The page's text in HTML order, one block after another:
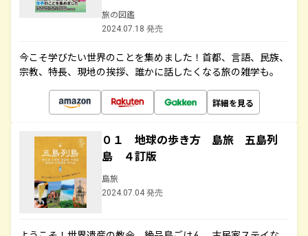
旅の図鑑
2024.07.18 発売
今こそ学びたい世界のことを集めました！首都、言語、民族、
宗教、特長、現地の挨拶、誰かに話したくなる旅の雑学も。
詳細を見る
０１ 地球の歩き方 島旅 五島列
島 ４訂版
島旅
2024.07.04 発売